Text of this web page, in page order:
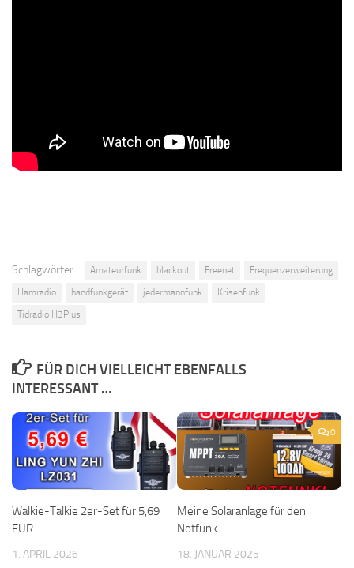
Schlagwörter: Amateurfunk blackout Freenet
Frequenzerweiterung
Hamradio
handfunkgerät jedermannfunk
Krisenfunk
Tidradio H3Plus
FÜR DICH VIELLEICHT EBENFALLS
INTERESSANT …
Walkie-Talkie 2er-Set für 5,69
EUR
1. APRIL 2026
0
Meine Solaranlage für den
Notfunk
18. JANUAR 2025